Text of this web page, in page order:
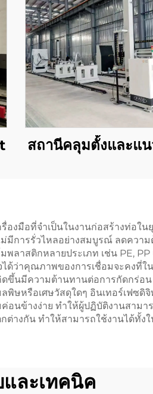
สถานีคลุมตั้งและแน
องมือที่จำเป็นในงานก่อสร้างท่อ
การรั่วไหลอย่างสมบูรณ์ ลดควา
ลาสติกหลายประเภท เช่น PE,
ว่าคุณภาพของการเชื่อมจะคงที่
ขึ้นมีความต้านทานต่อการกัดกร่อ
ษหรือเศษวัสดุใดๆ อินเทอร์เฟซ
ข้างง่าย ทำให้ผู้ปฏิบัติงานสามา
างกัน ทำให้สามารถใช้งานได้ทั้ง
ละเทคนิค